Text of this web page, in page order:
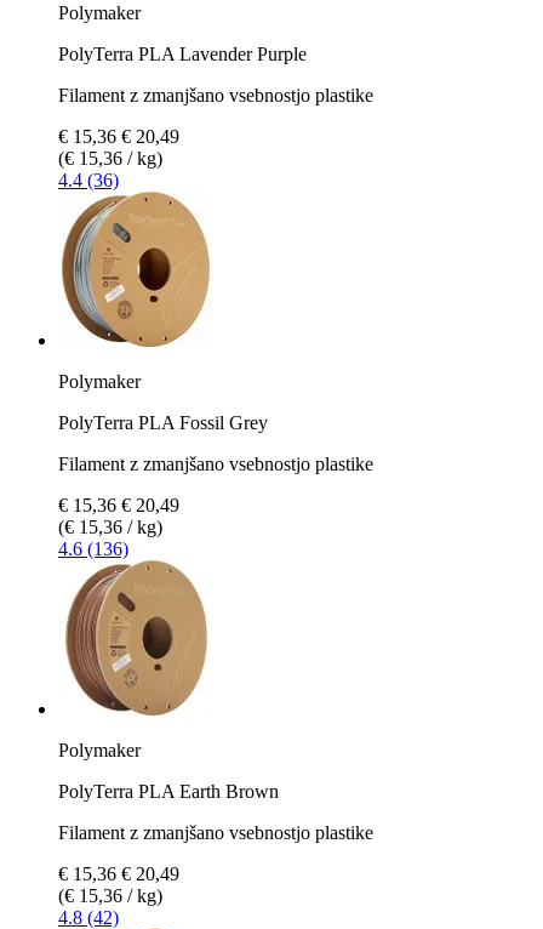
Polymaker
PolyTerra PLA Lavender Purple
Filament z zmanjšano vsebnostjo plastike
€ 15,36 € 20,49
(€ 15,36 / kg)
4.4 (36)
Polymaker
PolyTerra PLA Fossil Grey
Filament z zmanjšano vsebnostjo plastike
€ 15,36 € 20,49
(€ 15,36 / kg)
4.6 (136)
Polymaker
PolyTerra PLA Earth Brown
Filament z zmanjšano vsebnostjo plastike
€ 15,36 € 20,49
(€ 15,36 / kg)
4.8 (42)